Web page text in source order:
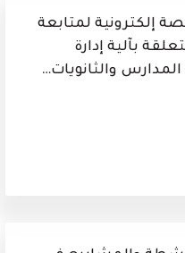
منصة إلكترونية لمتابعة
بآلية إدارة
المدارس والثانويات…